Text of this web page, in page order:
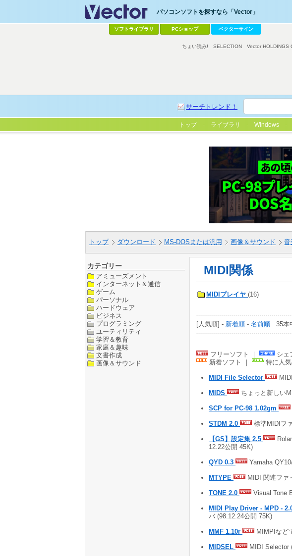
パソコンソフトを探すなら「Vector」
ソフトライブラリ PCショップ ベクターサイン
サーチトレンド！
ちょい読み! SELECTION Vector HOLDINGS
トップ ライブラリ Windows
トップ ダウンロード MS-DOSまたは汎用 画像＆サウンド 音
カテゴリー
アミューズメント
インターネット＆通信
ゲーム
パーソナル
ハードウェア
ビジネス
プログラミング
ユーティリティ
学習＆教育
家庭＆趣味
文書作成
画像＆サウンド
MIDI関係
MIDIプレイヤ (16)
[人気順] - 新着順 - 名前順 35本
フリーソフト ｜ シェ
新着ソフト ｜
特に人
MIDI File Selector
MIDS ちょっと新しい
SCP for PC-98 1.02gm
STDM 2.0 標準MIDIフ
【GS】設定集 2.5
12.22公開 45K)
QYD 0.3 Yamaha
MTYPE MIDI 関連ファ
TONE 2.0 Visual Tone
MIDI Play Driver - MPD -
バ (98.12.24公開 75K)
MMF 1.10r MIMPIなど
MIDSEL MIDI Selector